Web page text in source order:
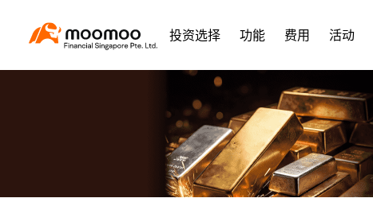
投资选择 功能 费用 活动
2022年5月转仓活动，最高奖励S＄3,500
基金大闯关，瓜分5000新元现金
Limited Time Event—Coupon Distribution